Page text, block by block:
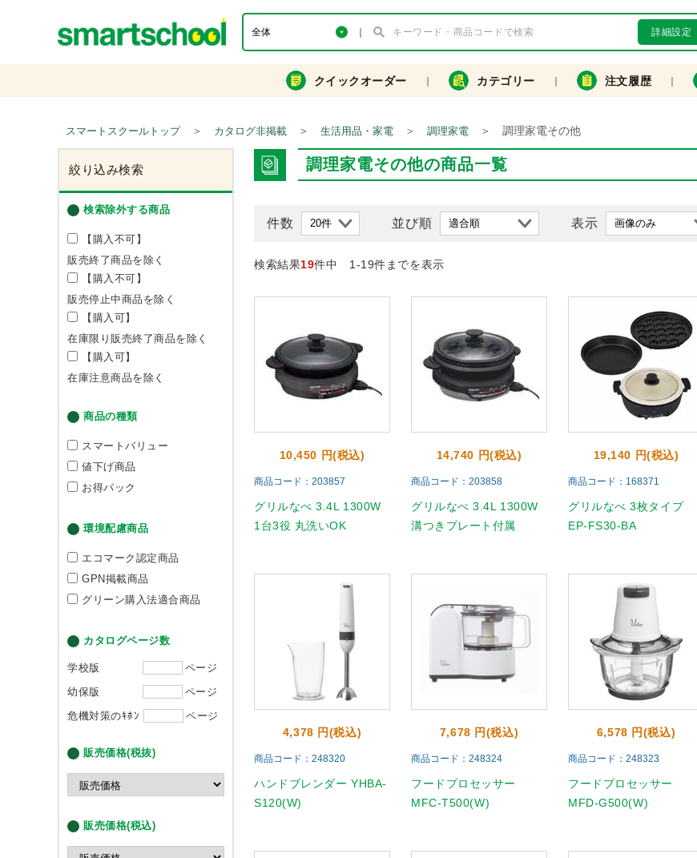
詳細設定
クイックオーダー カテゴリー 注文履歴
スマートスクールトップ ＞ カタログ非掲載 ＞ 生活用品・家電 ＞ 調理家電 ＞ 調理家電その他
絞り込み検索
検索除外する商品
【購入不可】
販売終了商品を除く
【購入不可】
販売停止中商品を除く
【購入可】
在庫限り販売終了商品を除く
【購入可】
在庫注意商品を除く
商品の種類
スマートバリュー
値下げ商品
お得パック
環境配慮商品
エコマーク認定商品
GPN掲載商品
グリーン購入法適合商品
カタログページ数
学校版
ページ
幼保版
ページ
危機対策のｷﾎﾝ
ページ
販売価格(税抜)
販売価格(税込)
調理家電その他の商品一覧
件数 並び順 表示
検索結果19件中 1-19件までを表示
10,450 円(税込)
商品コード：203857
グリルなべ 3.4L 1300W
1台3役 丸洗いOK
14,740 円(税込)
商品コード：203858
グリルなべ 3.4L 1300W
溝つきプレート付属
19,140 円(税込)
商品コード：168371
グリルなべ 3枚タイプ
EP-FS30-BA
4,378 円(税込)
商品コード：248320
ハンドブレンダー YHBA-
S120(W)
7,678 円(税込)
商品コード：248324
フードプロセッサー
MFC-T500(W)
6,578 円(税込)
商品コード：248323
フードプロセッサー
MFD-G500(W)